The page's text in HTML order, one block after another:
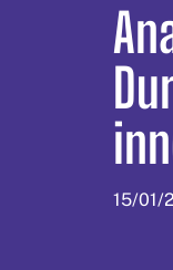
15/01/